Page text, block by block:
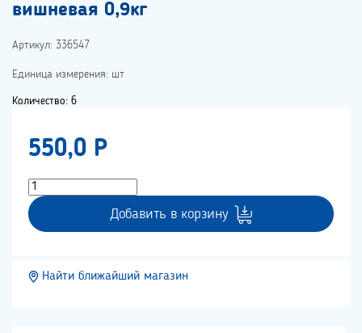
вишневая 0,9кг
Артикул: 336547
Единица измерения: шт
Количество: 6
550,0 P
Добавить в корзину
Найти ближайший магазин